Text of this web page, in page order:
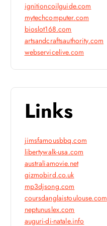
ignitioncoilguide.com
mytechcomputer.com
bioslot168.com
artsandcraftsauthority.com
webservicelive.com
Links
jimsfamousbbq.com
libertywalk-usa.com
australiamovie.net
gizmobird.co.uk
mp3djsong.com
coursdanglaistoulouse.com
neptunuslex.com
auguri-di-natale.info